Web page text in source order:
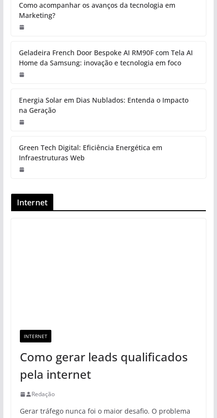
Como acompanhar os avanços da tecnologia em
Marketing?
Geladeira French Door Bespoke AI RM90F com Tela AI
Home da Samsung: inovação e tecnologia em foco
Energia Solar em Dias Nublados: Entenda o Impacto
na Geração
Green Tech Digital: Eficiência Energética em
Infraestruturas Web
Internet
INTERNET
Como gerar leads qualificados
pela internet
Redação
Gerar tráfego nunca foi o maior desafio. O problema